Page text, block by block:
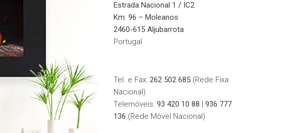
Estrada Nacional 1 / IC2
Km: 96 – Moleanos
2460-615 Aljubarrota
Portugal
Tel. e Fax: 262 502 685(Rede Fixa
Nacional)
Telemóveis: 93 420 10 88 | 936 777
136 (Rede Móvel Nacional)